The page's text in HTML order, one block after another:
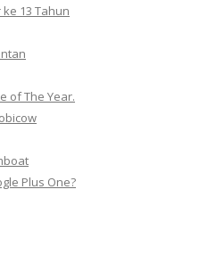
13 Tahun
of The Year.
Plus One?